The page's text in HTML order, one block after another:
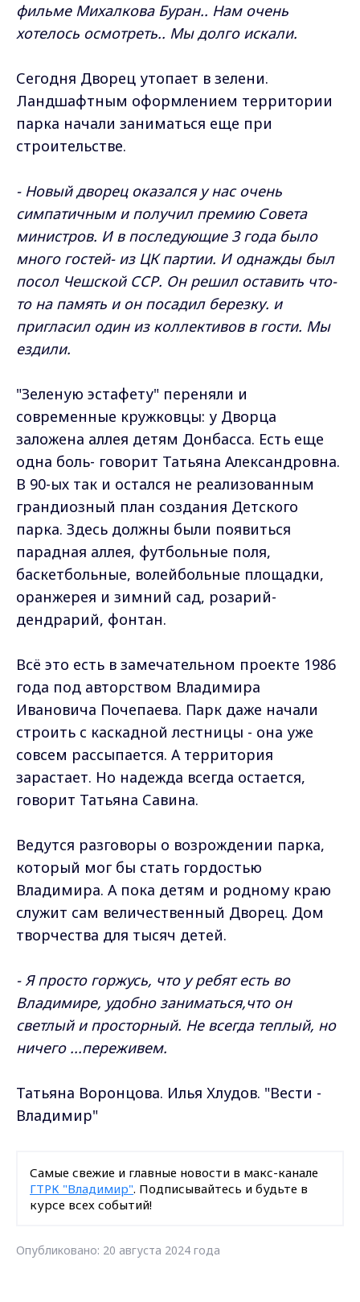
фильме Михалкова Буран.. Нам очень
хотелось осмотреть.. Мы долго искали.
Сегодня Дворец утопает в зелени.
Ландшафтным оформлением территории
парка начали заниматься еще при
строительстве.
- Новый дворец оказался у нас очень
симпатичным и получил премию Совета
министров. И в последующие 3 года было
много гостей- из ЦК партии. И однажды был
посол Чешской ССР. Он решил оставить что-
то на память и он посадил березку. и
пригласил один из коллективов в гости. Мы
ездили.
"Зеленую эстафету" переняли и
современные кружковцы: у Дворца
заложена аллея детям Донбасса. Есть еще
одна боль- говорит Татьяна Александровна.
В 90-ых так и остался не реализованным
грандиозный план создания Детского
парка. Здесь должны были появиться
парадная аллея, футбольные поля,
баскетбольные, волейбольные площадки,
оранжерея и зимний сад, розарий-
дендрарий, фонтан.
Всё это есть в замечательном проекте 1986
года под авторством Владимира
Ивановича Почепаева. Парк даже начали
строить с каскадной лестницы - она уже
совсем рассыпается. А территория
зарастает. Но надежда всегда остается,
говорит Татьяна Савина.
Ведутся разговоры о возрождении парка,
который мог бы стать гордостью
Владимира. А пока детям и родному краю
служит сам величественный Дворец. Дом
творчества для тысяч детей.
- Я просто горжусь, что у ребят есть во
Владимире, удобно заниматься,что он
светлый и просторный. Не всегда теплый, но
ничего ...переживем.
Татьяна Воронцова. Илья Хлудов. "Вести -
Владимир"
Самые свежие и главные новости в макс-канале
ГТРК "Владимир". Подписывайтесь и будьте в
курсе всех событий!
Опубликовано: 20 августа 2024 года